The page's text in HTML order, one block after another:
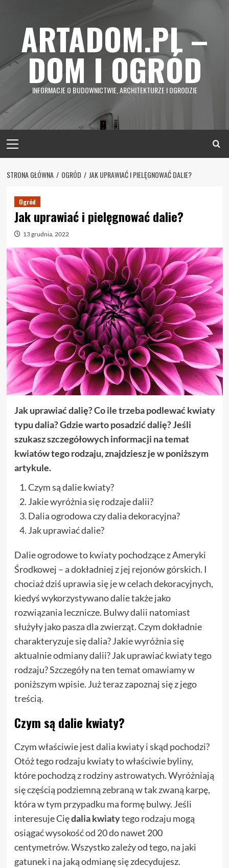
contentARTADOM.PL –
DOM I OGRÓD
INFORMACJE O BUDOWNICTWIE, ARCHITEKTURZE I OGRODZIE
Menu
STRONA GŁÓWNA OGRÓD JAK UPRAWIAĆ I PIELĘGNOWAĆ DALIE?
Ogród
Jak uprawiać i pielęgnować dalie?
13 grudnia, 2022
Jak uprawiać dalię? Co ile trzeba podlewać kwiaty
typu dalia? Gdzie warto posadzić dalię? Jeśli
szukasz szczegółowych informacji na temat
kwiatów tego rodzaju, znajdziesz je w poniższym
artykule.
Czym są dalie kwiaty?
Jakie wyróżnia się rodzaje dalii?
Dalia ogrodowa czy dalia dekoracyjna?
Jak uprawiać dalie?
Dalie ogrodowe to kwiaty pochodzące z Ameryki
Środkowej – a dokładniej z jej rejonów górskich. I
chociaż dziś uprawia się je w celach dekoracyjnych,
kiedyś wykorzystywano dalie także jako
rozwiązania lecznicze. Bulwy dalii natomiast
służyły jako pasza dla zwierząt. Czym dokładnie
charakteryzuje się dalia? Jakie wyróżnia się
aktualnie odmiany dalii? Jak uprawiać kwiaty tego
rodzaju? Szczegóły na ten temat omawiamy w
poniższym wpisie. Już teraz zapoznaj się z jego
treścią.
Czym są dalie kwiaty?
Czym właściwie jest dalia kwiaty i skąd pochodzi?
Otóż tego rodzaju kwiaty to właściwie byliny,
które pochodzą z rodziny astrowatych. Wyróżniają
się częścią podziemną zebraną w tak zwaną karpę,
która w tym przypadku ma formę bulwy. Jeśli
interesuje Ciędalia kwiatytego rodzaju mogą
osiągać wysokość od 20 do nawet 200
centymetrów. Wszystko zależy od tego, na jaki
gatunek i na jaką odmianę się zdecydujesz.